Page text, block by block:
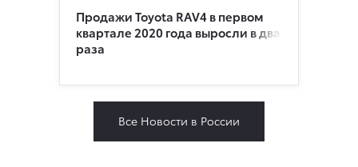
Продажи Toyota RAV4 в первом
квартале 2020 года выросли в два
раза
Все Новости в России